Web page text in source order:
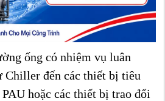
ống có nhiệm vụ luân
Chiller đến các thiết bị tiêu
hoặc các thiết bị trao đổi